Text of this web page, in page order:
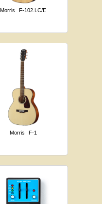
Morris F-102.LC/E
Morris F-1